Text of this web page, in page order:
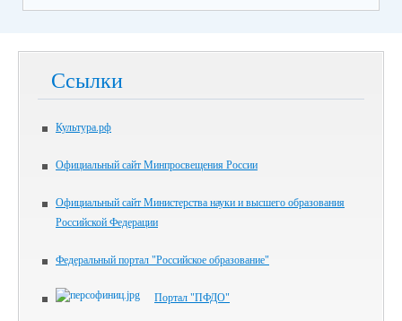
Ссылки
Культура.рф
Официальный сайт Минпросвещения России
Официальный сайт Министерства науки и высшего образования
Российской Федерации
Федеральный портал "Российское образование"
Портал "ПФДО"